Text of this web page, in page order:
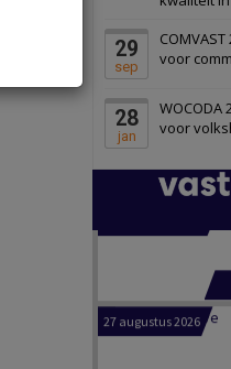
29
sep
voor
28
jan
WOCODA
voor
22 september 2026
28 september 2026